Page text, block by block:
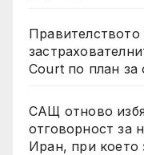
Правителството
Court по план за
САЩ отново
отговорност за
Иран, при което